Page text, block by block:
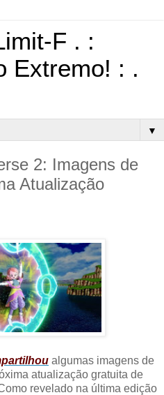
F . :
Extremo! : .
▼
2: Imagens de
Atualização
algumas imagens de
atualização gratuita de
revelado na última edição